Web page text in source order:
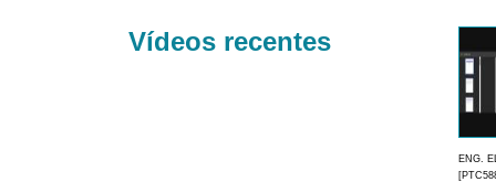
Vídeos recentes
ENG.